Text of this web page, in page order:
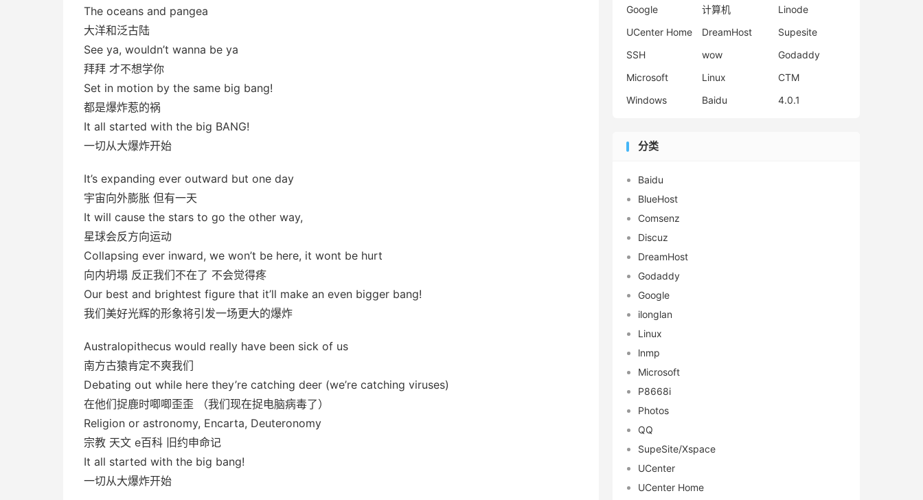
The oceans and pangea
大洋和泛古陆
See ya, wouldn’t wanna be ya
拜拜 才不想学你
Set in motion by the same big bang!
都是爆炸惹的祸
It all started with the big BANG!
一切从大爆炸开始
It’s expanding ever outward but one day
宇宙向外膨胀 但有一天
It will cause the stars to go the other way,
星球会反方向运动
Collapsing ever inward, we won’t be here, it wont be hurt
向内坍塌 反正我们不在了 不会觉得疼
Our best and brightest figure that it’ll make an even bigger bang!
我们美好光辉的形象将引发一场更大的爆炸
Australopithecus would really have been sick of us
南方古猿肯定不爽我们
Debating out while here they’re catching deer (we’re catching viruses)
在他们捉鹿时唧唧歪歪 （我们现在捉电脑病毒了）
Religion or astronomy, Encarta, Deuteronomy
宗教 天文 e百科 旧约申命记
It all started with the big bang!
一切从大爆炸开始
Google
计算机
Linode
UCenter Home
DreamHost
Supesite
SSH
wow
Godaddy
Microsoft
Linux
CTM
Windows
Baidu 4.0.1
分类
Baidu
BlueHost
Comsenz
Discuz
DreamHost
Godaddy
Google
ilonglan
Linux
lnmp
Microsoft
P8668i
Photos
QQ
SupeSite/Xspace
UCenter
UCenter Home